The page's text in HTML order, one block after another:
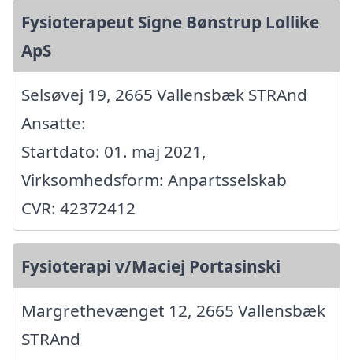
Fysioterapeut Signe Bønstrup Lollike
ApS
Selsøvej 19, 2665 Vallensbæk STRAnd
Ansatte:
Startdato: 01. maj 2021,
Virksomhedsform: Anpartsselskab
CVR: 42372412
Fysioterapi v/Maciej Portasinski
Margrethevænget 12, 2665 Vallensbæk
STRAnd